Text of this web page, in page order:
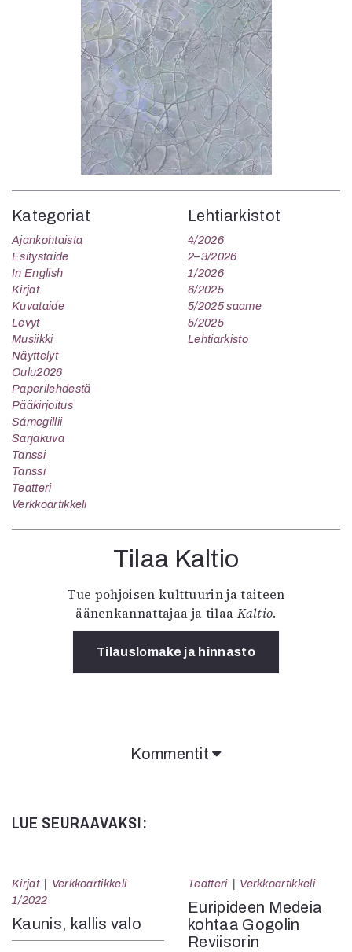
Kategoriat
Ajankohtaista
Esitystaide
In English
Kirjat
Kuvataide
Levyt
Musiikki
Näyttelyt
Oulu2026
Paperilehdestä
Pääkirjoitus
Sámegillii
Sarjakuva
Tanssi
Tanssi
Teatteri
Verkkoartikkeli
Lehtiarkistot
4/2026
2–3/2026
1/2026
6/2025
5/2025 saame
5/2025
Lehtiarkisto
Tilaa Kaltio
Tue pohjoisen kulttuurin ja taiteen
äänenkannattajaa ja tilaa Kaltio.
Tilauslomake ja hinnasto
Kommentit
LUE SEURAAVAKSI:
Kirjat
Verkkoartikkeli
1/2022
Kaunis, kallis valo
Teatteri Verkkoartikkeli
Euripideen Medeia
kohtaa Gogolin
Reviisorin